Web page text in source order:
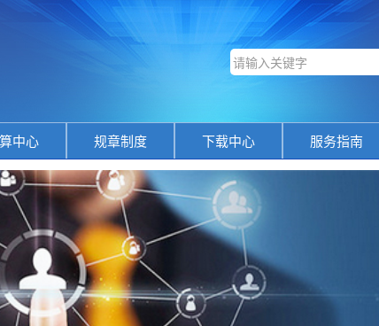
中心 规章制度 下载中心 服务指南